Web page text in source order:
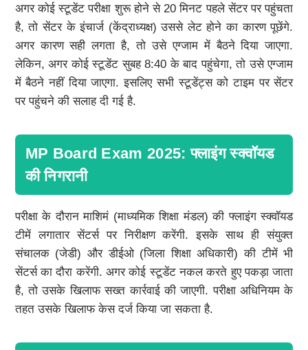
अगर कोई स्टूडेंट परीक्षा शुरू होने से 20 मिनट पहले सेंटर पर पहुंचता
है, तो सेंटर के इंचार्ज (केंद्राध्यक्ष) उससे लेट होने का कारण पूछेंगे.
अगर कारण सही लगता है, तो उसे एग्जाम में बैठने दिया जाएगा.
लेकिन, अगर कोई स्टूडेंट सुबह 8:40 के बाद पहुंचेगा, तो उसे एग्जाम
में बैठने नहीं दिया जाएगा. इसलिए सभी स्टूडेंट्स को टाइम पर सेंटर
पर पहुंचने की सलाह दी गई है.
MP Board Exam 2025: फ्लाइंग स्क्वॉयड
की निगरानी
परीक्षा के दौरान माशिमं (माध्यमिक शिक्षा मंडल) की फ्लाइंग स्क्वॉयड
टीमें लगातार सेंटर्स पर निरीक्षण करेंगी. इसके साथ ही संयुक्त
संचालक (जेडी) और डीईओ (जिला शिक्षा अधिकारी) की टीमें भी
सेंटर्स का दौरा करेंगी. अगर कोई स्टूडेंट नकल करते हुए पकड़ा जाता
है, तो उसके खिलाफ सख्त कार्रवाई की जाएगी. परीक्षा अधिनियम के
तहत उसके खिलाफ केस दर्ज किया जा सकता है.